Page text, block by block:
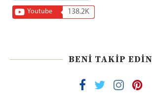
Youtube 138.2K
BENI TAKIP EDIN